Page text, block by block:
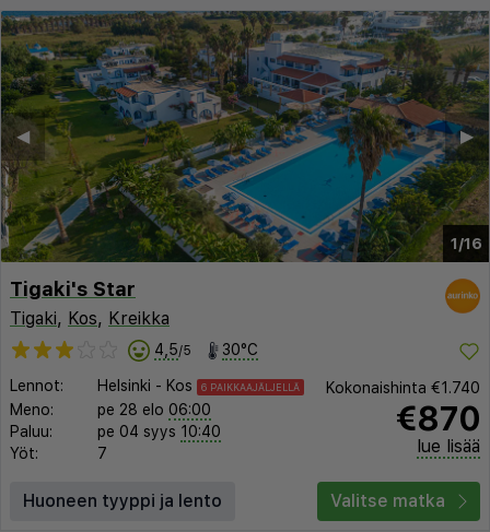
1/16
▶︎
◀︎
Tigaki's Star
Tigaki, Kos, Kreikka
4,5/5 30°C
Lennot: Helsinki - Kos 6 PAIKKAAJÄLJELLÄ
Meno: pe 28 elo 06:00
Paluu:
pe 04 syys 10:40
Yöt:
7
Kokonaishinta €1.740
€870
lue lisää
Huoneen tyyppi ja lento Valitse matka